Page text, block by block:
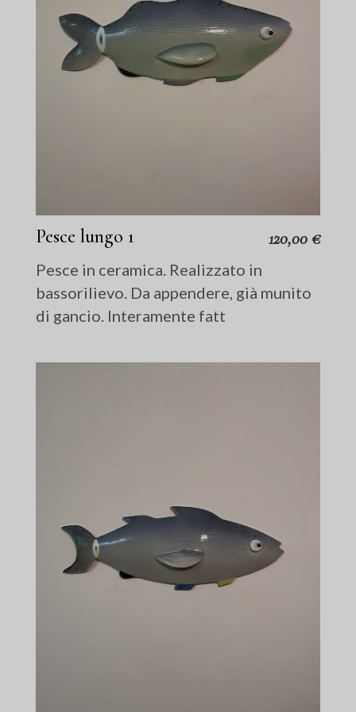
Pesce lungo 1 120,00 €
Pesce in ceramica. Realizzato in
bassorilievo. Da appendere, già munito
di gancio. Interamente fatt